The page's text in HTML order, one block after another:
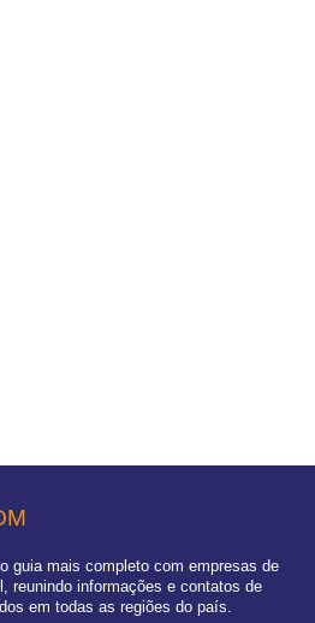
guia mais completo com empresas de
reunindo informações e contatos de
em todas as regiões do país.